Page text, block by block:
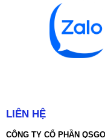
LIÊN HỆ
CÔNG TY CỔ PHẦN